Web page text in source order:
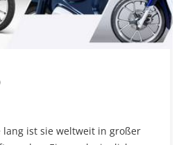
lang ist sie weltweit in großer